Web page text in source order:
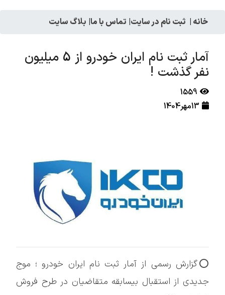
خانه | ثبت نام در سایت| تماس با ما| بلاگ سایت
آمار ثبت نام ایران خودرو از 5 میلیون
نفر گذشت !
1559
13مهر1404
⭕️گزارش رسمی از آمار ثبت نام ایران خودرو ؛ موج
جدیدی از استقبال بیسابقه متقاضیان در طرح فروش